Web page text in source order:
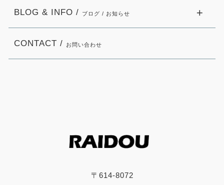
〒614-8072
BLOG & INFO / ブログ / お知らせ
CONTACT / お問い合わせ